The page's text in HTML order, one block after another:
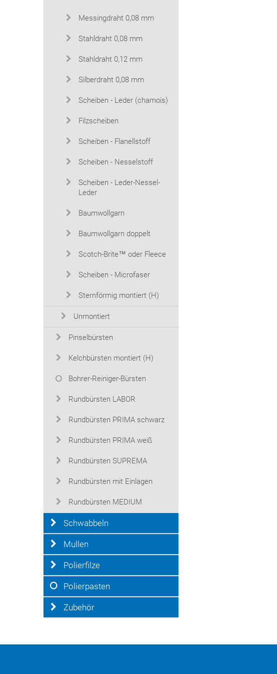
Messingdraht 0,08 mm
Stahldraht 0,08 mm
Stahldraht 0,12 mm
Silberdraht 0,08 mm
Scheiben - Leder (chamois)
Filzscheiben
Scheiben - Flanellstoff
Scheiben - Nesselstoff
Scheiben - Leder-Nessel-
Leder
Baumwollgarn
Baumwollgarn doppelt
Scotch-Brite™ oder Fleece
Scheiben - Microfaser
Sternförmig montiert (H)
Unmontiert
Pinselbürsten
Kelchbürsten montiert (H)
Bohrer-Reiniger-Bürsten
Rundbürsten LABOR
Rundbürsten PRIMA schwarz
Rundbürsten PRIMA weiß
Rundbürsten SUPREMA
Rundbürsten mit Einlagen
Rundbürsten MEDIUM
Schwabbeln
Mullen
Polierfilze
Polierpasten
Zubehör